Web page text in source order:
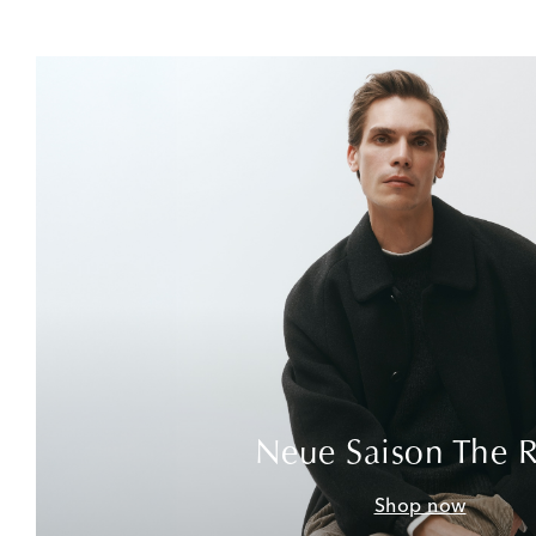
Neue Saison The
Shop now